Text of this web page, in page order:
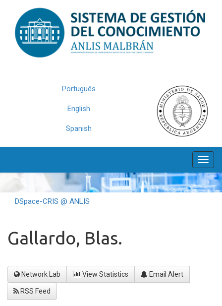
navigation
Português
English
Spanish
DSpace-CRIS @ ANLIS
Gallardo, Blas.
Network Lab View Statistics Email Alert
RSS Feed